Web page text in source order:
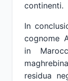
continenti.
In
cognome
in
residua